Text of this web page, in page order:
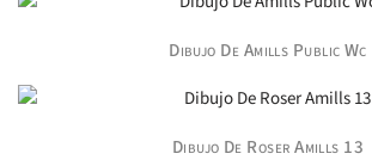
Dibujo De Amills Public Wc
Dibujo De Roser Amills 13